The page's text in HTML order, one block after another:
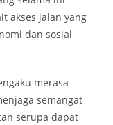
akses jalan yang
dan sosial
merasa
semangat
serupa dapat